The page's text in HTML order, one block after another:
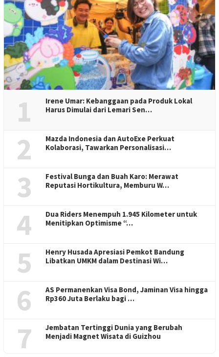
1
Irene Umar: Kebanggaan pada Produk Lokal
Harus Dimulai dari Lemari Sen…
2
Mazda Indonesia dan AutoExe Perkuat
Kolaborasi, Tawarkan Personalisasi…
3
Festival Bunga dan Buah Karo: Merawat
Reputasi Hortikultura, Memburu W…
4
Dua Riders Menempuh 1.945 Kilometer untuk
Menitipkan Optimisme “…
5
Henry Husada Apresiasi Pemkot Bandung
Libatkan UMKM dalam Destinasi Wi…
6
AS Permanenkan Visa Bond, Jaminan Visa hingga
Rp360 Juta Berlaku bagi …
7
Jembatan Tertinggi Dunia yang Berubah
Menjadi Magnet Wisata di Guizhou